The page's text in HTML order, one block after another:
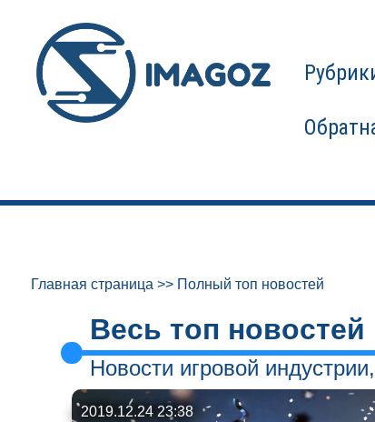
Главная страница >> Полный топ новостей
Весь топ новостей
Новости игровой
2019.12.24 23:38